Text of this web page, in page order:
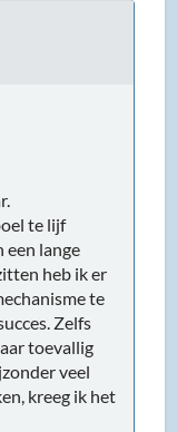
te lijf
een lange
heb ik er
te
Zelfs
toevallig
veel
kreeg ik het